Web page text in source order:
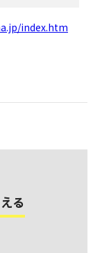
index.htm
る